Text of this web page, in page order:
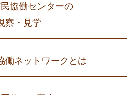
協働センターの
察・見学
働ネットワークとは